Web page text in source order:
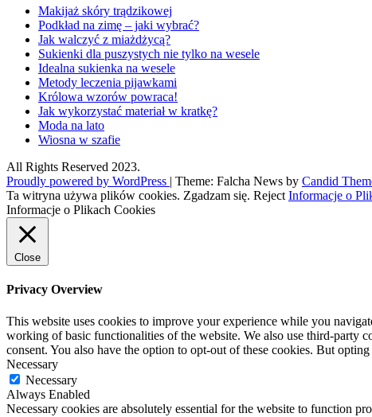
Makijaż skóry trądzikowej
Podkład na zimę – jaki wybrać?
Jak walczyć z miażdżycą?
Sukienki dla puszystych nie tylko na wesele
Idealna sukienka na wesele
Metody leczenia pijawkami
Królowa wzorów powraca!
Jak wykorzystać materiał w kratkę?
Moda na lato
Wiosna w szafie
All Rights Reserved 2023.
Proudly powered by WordPress | Theme: Falcha News by Candid
Ta witryna używa plików cookies. Zgadzam się. Reject Informacje o
Informacje o Plikach Cookies
Close
Privacy Overview
This website uses cookies to improve your experience while you
working of basic functionalities of the website. We also use third-party
consent. You also have the option to opt-out of these cookies. But
Necessary
Necessary
Always Enabled
Necessary cookies are absolutely essential for the website to function